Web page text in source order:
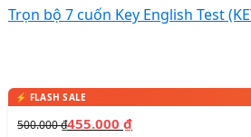
Trọn bộ 7 cuốn Key English Test
500.000₫455.000 ₫